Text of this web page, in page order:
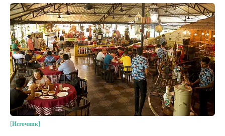
[Источник]